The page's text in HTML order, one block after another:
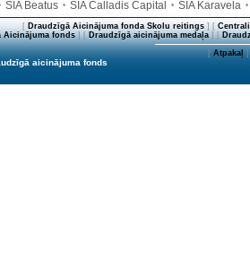
SIA Beatus • SIA Calladis Capital • SIA Karavela •
[ Draudzīgā Aicinājuma fonda Skolu reitings] [
Aicinājuma fonds] [Draudzīgā aicinājuma medaļa] [
[Atpakaļ]
aicinājuma fonds